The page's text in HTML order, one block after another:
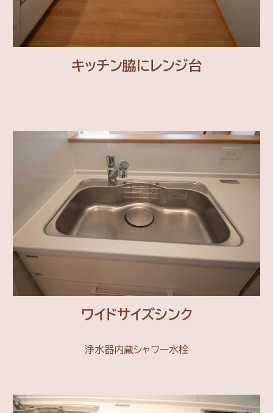
キッチン脇にレンジ台
ワイドサイズシンク
浄水器内蔵シャワー水栓